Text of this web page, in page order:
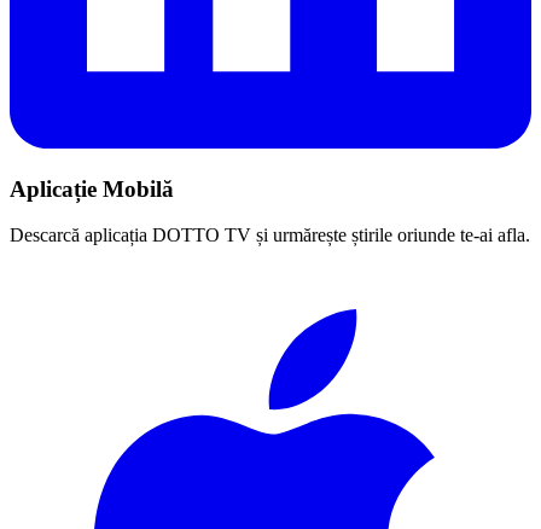
Aplicație Mobilă
Descarcă aplicația DOTTO TV și urmărește știrile oriunde te-ai afla.